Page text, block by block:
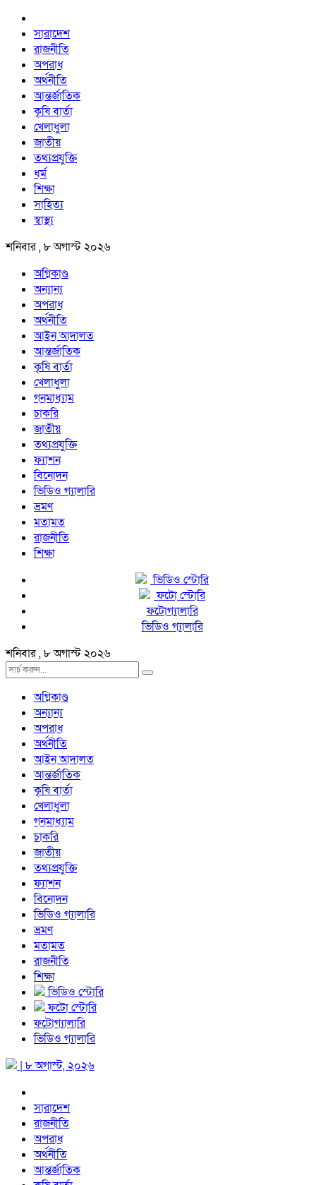
সারাদেশ
রাজনীতি
অপরাধ
অর্থনীতি
আন্তর্জাতিক
কৃষি বার্তা
খেলাধুলা
জাতীয়
তথ্যপ্রযুক্তি
ধর্ম
শিক্ষা
সাহিত্য
স্বাস্থ্য
শনিবার , ৮ অগাস্ট ২০২৬
অগ্নিকাণ্ড
অন্যান্য
অপরাধ
অর্থনীতি
আইন আদালত
আন্তর্জাতিক
কৃষি বার্তা
খেলাধুলা
গনমাধ্যাম
চাকরি
জাতীয়
তথ্যপ্রযুক্তি
ফ্যাশন
বিনোদন
ভিডিও গ্যালারি
ভ্রমণ
মতামত
রাজনীতি
শিক্ষা
ভিডিও স্টোরি
ফটো স্টোরি
ফটোগ্যালারি
ভিডিও গ্যালারি
শনিবার , ৮ অগাস্ট ২০২৬
অগ্নিকাণ্ড
অন্যান্য
অপরাধ
অর্থনীতি
আইন আদালত
আন্তর্জাতিক
কৃষি বার্তা
খেলাধুলা
গনমাধ্যাম
চাকরি
জাতীয়
তথ্যপ্রযুক্তি
ফ্যাশন
বিনোদন
ভিডিও গ্যালারি
ভ্রমণ
মতামত
রাজনীতি
শিক্ষা
ভিডিও স্টোরি
ফটো স্টোরি
ফটোগ্যালারি
ভিডিও গ্যালারি
| ৮ অগাস্ট, ২০২৬
সারাদেশ
রাজনীতি
অপরাধ
অর্থনীতি
আন্তর্জাতিক